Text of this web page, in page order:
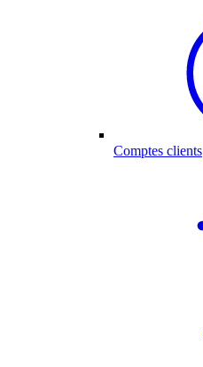
Comptes clients